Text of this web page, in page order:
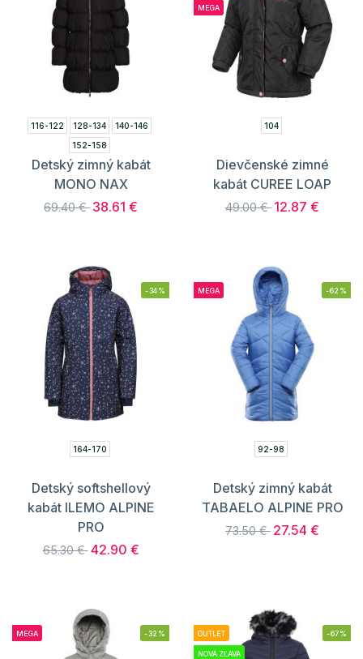
116-122 128-134
140-146
152-158
Detský zimný kabát
MONO NAX
69.40 € 38.61 €
MEGA
104
Dievčenské zimné
kabát CUREE LOAP
49.00 € 12.87 €
-34%
164-170
Detský softshellový
kabát ILEMO ALPINE
PRO
65.30 € 42.90 €
MEGA -62%
92-98
Detský zimný kabát
TABAELO ALPINE PRO
73.50 € 27.54 €
MEGA -32% OUTLET
NOVÁ ZĽAVA
-67%